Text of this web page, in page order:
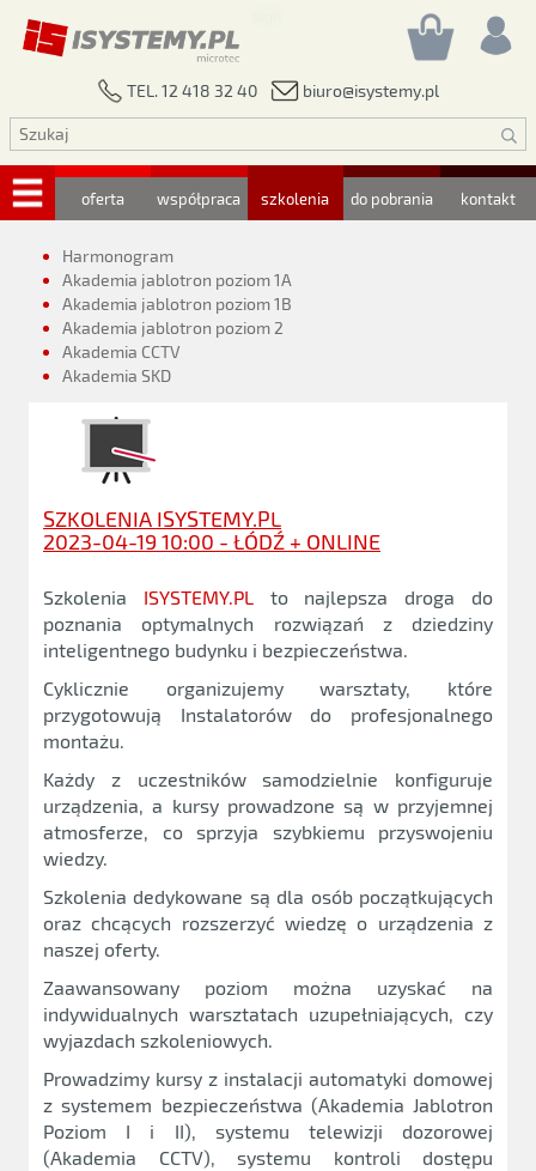
TEL. 12 418 32 40 biuro@isystemy.pl
oferta współpraca szkolenia do pobrania kontakt
Harmonogram
Akademia jablotron poziom 1A
Akademia jablotron poziom 1B
Akademia jablotron poziom 2
Akademia CCTV
Akademia SKD
SZKOLENIA ISYSTEMY.PL
2023-04-19 10:00 - ŁÓDŹ + ONLINE
Szkolenia ISYSTEMY.PLto najlepsza droga do
poznania optymalnych rozwiązań z dziedziny
inteligentnego budynku i bezpieczeństwa.
Cyklicznie organizujemy warsztaty, które
przygotowują Instalatorów do profesjonalnego
montażu.
Każdy z uczestników samodzielnie konfiguruje
urządzenia, a kursy prowadzone są w przyjemnej
atmosferze, co sprzyja szybkiemu przyswojeniu
wiedzy.
Szkolenia dedykowane są dla osób początkujących
oraz chcących rozszerzyć wiedzę o urządzenia z
naszej oferty.
Zaawansowany poziom można uzyskać na
indywidualnych warsztatach uzupełniających, czy
wyjazdach szkoleniowych.
Prowadzimy kursy z instalacji automatyki domowej
z systemem bezpieczeństwa (Akademia Jablotron
Poziom I i II), systemu telewizji dozorowej
(Akademia CCTV), systemu kontroli dostępu